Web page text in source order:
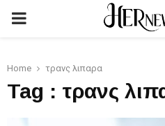
PRIMARY
Home τρανς λιπαρα
Tag : τρανς